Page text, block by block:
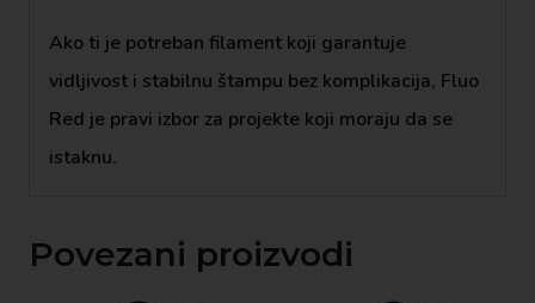
Ako ti je potreban filament koji garantuje
vidljivost i stabilnu štampu bez komplikacija, Fluo
Red je pravi izbor za projekte koji moraju da se
istaknu.
Povezani proizvodi